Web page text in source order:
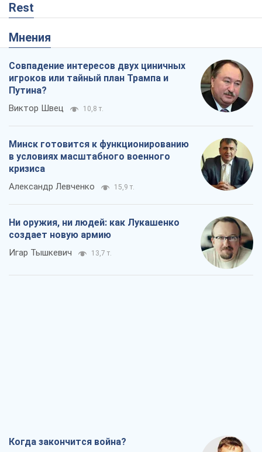
Rest
Мнения
Совпадение интересов двух циничных
игроков или тайный план Трампа и
Путина?
Виктор Швец 10,8 т.
Минск готовится к функционированию
в условиях масштабного военного
кризиса
Александр Левченко 15,9 т.
Ни оружия, ни людей: как Лукашенко
создает новую армию
Игар Тышкевич 13,7 т.
Когда закончится война?